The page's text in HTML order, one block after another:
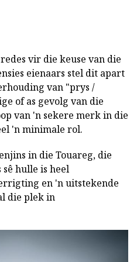
vir die keuse van die
eienaars stel dit apart
van "prys /
of as gevolg van die
van 'n sekere merk in die
'n minimale rol.
in die Touareg, die
sê hulle is heel
en 'n uitstekende
die plek in